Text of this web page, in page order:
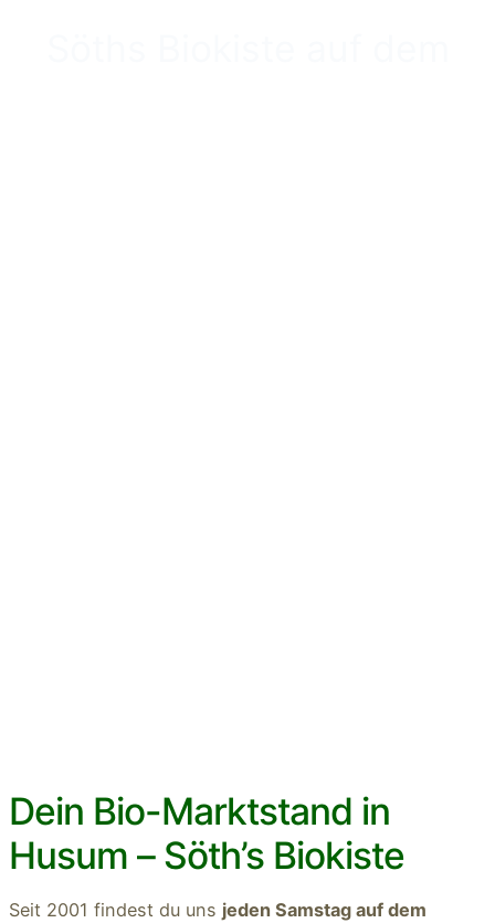
Dein Bio-Marktstand in
Husum – Söth’s Biokiste
Seit 2001 findest du uns jeden Samstag auf dem